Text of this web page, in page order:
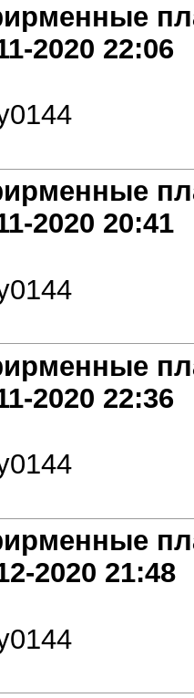
2020 22:06
2020 20:41
2020 22:36
2020 21:48